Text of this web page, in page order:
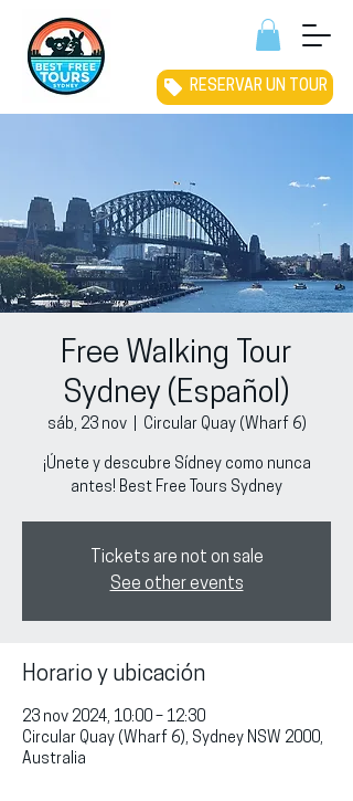
RESERVAR UN TOUR
Free Walking Tour
Sydney (Español)
sáb, 23 nov
  |
Circular Quay (Wharf 6)
¡Únete y descubre Sídney como nunca
antes! Best Free Tours Sydney
Tickets are not on sale
See other events
Horario y ubicación
23 nov 2024, 10:00 – 12:30
Circular Quay (Wharf 6), Sydney NSW 2000,
Australia